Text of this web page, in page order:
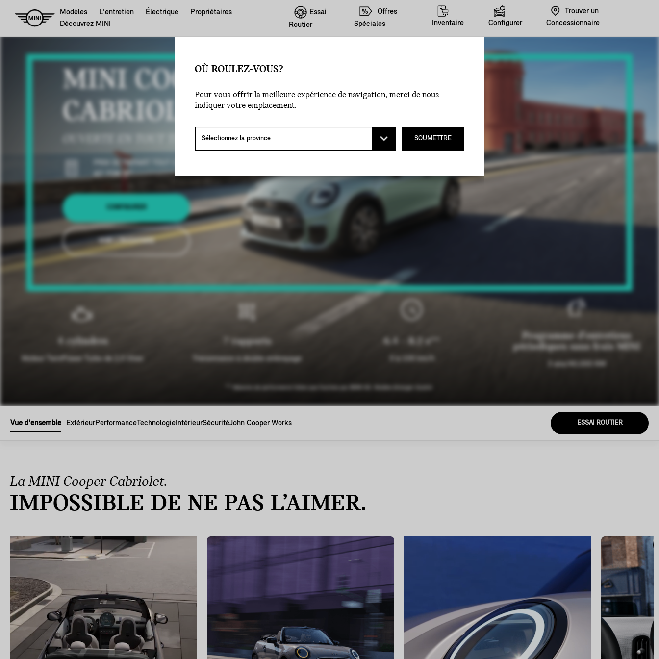
Modèles L'entretien Électrique
Propriétaires
Découvrez MINI
Essai
Routier
Offres
Spéciales
Inventaire Configurer
Trouver un
Concessionnaire
MINI COOPER
CABRIOLET.
OUVERTE EN TOUT TEMPS.
47 726 $*
CONFIGURER
VOIR L'INVENTAIRE
4 cylindres 7 rapports
Transmission à double embrayage
6.4 – 8.2 s**
Programme d'entretiens
périodiques sans frais MINI
Vue d'ensemble ExtérieurPerformanceTechnologie IntérieurSécuritéJohn Cooper Works ESSAI ROUTIER
La MINI Cooper Cabriolet.
IMPOSSIBLE DE NE PAS L’AIMER.
OÙ ROULEZ-VOUS?
Pour vous offrir la meilleure expérience de navigation, merci de nous
indiquer votre emplacement.
SOUMETTRE